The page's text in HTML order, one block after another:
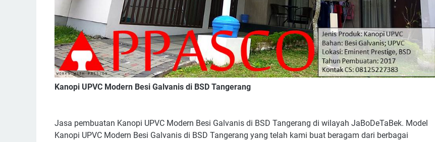
Kanopi UPVC Modern Besi Galvanis di BSD Tangerang
Jasa pembuatan Kanopi UPVC Modern Besi Galvanis di BSD Tangerang di wilayah JaBoDeTaBek. Model
Kanopi UPVC Modern Besi Galvanis di BSD Tangerang yang telah kami buat beragam dari berbagai